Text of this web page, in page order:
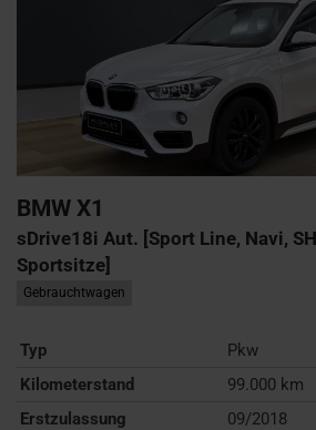
BMW X1
sDrive18i Aut. [Sport Line, Navi,
Sportsitze]
Gebrauchtwagen
Typ
Pkw
Kilometerstand
99.000 km
Erstzulassung
09/2018